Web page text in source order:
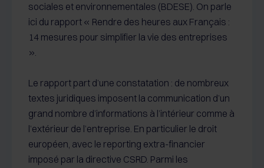
sociales et environnementales (BDESE). On parle
ici du rapport « Rendre des heures aux Français :
14 mesures pour simplifier la vie des entreprises
».
Le rapport part d’une constatation : de nombreux
textes juridiques imposent la communication d’un
grand nombre d’informations à l’intérieur comme à
l’extérieur de l’entreprise. En particulier le droit
européen, avec le reporting extra-financier
imposé par la directive CSRD. Parmi les